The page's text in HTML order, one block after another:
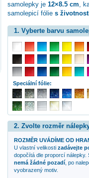
samolepky je 12×8.5 cm,
samolepicí fólie s
1. Vyberte barvu
Speciální fólie:
2. Zvolte rozměr
ROZMĚR UVÁDÍME OD
U vlastní velikosti zadávejte
dopočítá dle proporcí nálepky.
nemá žádné pozadí, po
vyobrazený motiv.